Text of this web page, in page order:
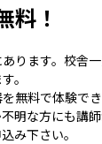
料！
ります。校舎
。
無料で体験で
明な方にも講
み下さい。